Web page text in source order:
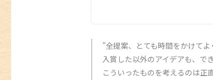
”全提案、とても時間をかけて
入賞した以外のアイデアも、で
こういったものを考えるのは正